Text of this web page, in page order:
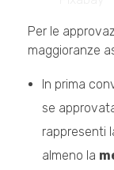
Per le
maggioranze
In prima
se
rappresenti
almeno la